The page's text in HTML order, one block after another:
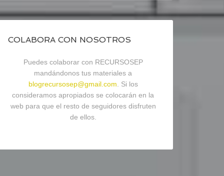
COLABORA CON NOSOTROS
Puedes colaborar con RECURSOSEP
mandándonos tus materiales a
blogrecursosep@gmail.com . Si los
consideramos apropiados se colocarán en la
web para que el resto de seguidores disfruten
de ellos.